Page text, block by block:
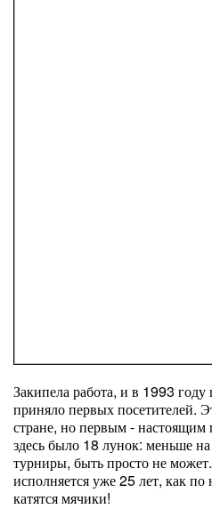
Закипела работа, и в 1993
приняло первых посетителей.
стране, но первым -
здесь было 18 лунок: меньше на
турниры, быть просто не
исполняется уже 25 лет, как
катятся мячики!